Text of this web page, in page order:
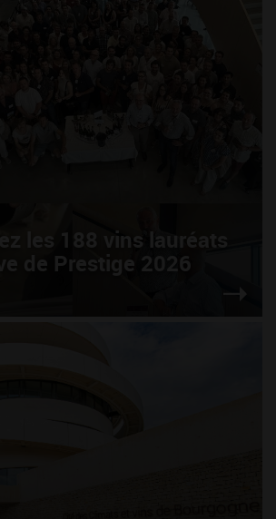
les 188 vins lauréats
de Prestige 2026